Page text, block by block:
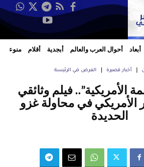
أبعاد أحوال العرب والعالم أبجدية أقلام منوعات
أخبار قصيرة العرض في الرئيسة
الأمريكية”.. فيلم وثائقي
الأمريكي في محاولة غزو
الحديدة